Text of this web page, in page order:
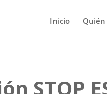
Inicio Quién
STOP